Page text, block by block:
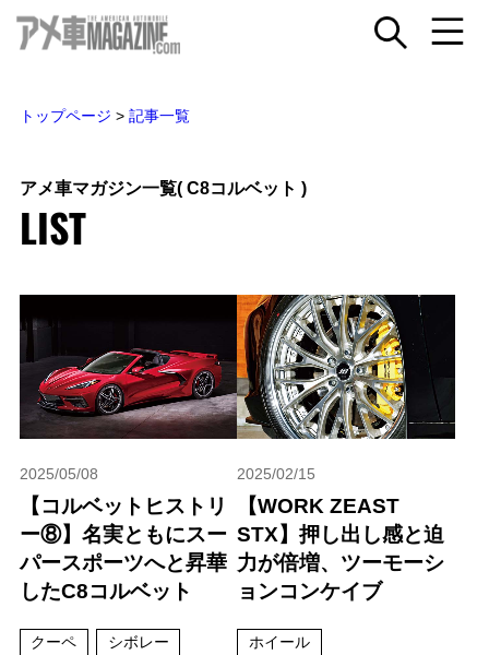
トップページ > 記事一覧
アメ車マガジン一覧( C8コルベット )
LIST
2025/05/08
【コルベットヒストリ
ー⑧】名実ともにスー
パースポーツへと昇華
したC8コルベット
クーペ シボレー
2025/02/15
【WORK ZEAST
STX】押し出し感と迫
力が倍増、ツーモーシ
ョンコンケイブ
ホイール